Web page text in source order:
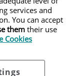
Postgrado
services and
You can accept
them their use
Cookies